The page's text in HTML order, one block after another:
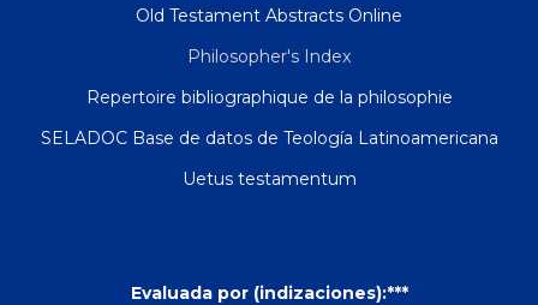
Old Testament Abstracts Online
Philosopher's Index
Repertoire bibliographique de la philosophie
SELADOC Base de datos de Teología Latinoamericana
Uetus testamentum
Evaluada por (indizaciones):***